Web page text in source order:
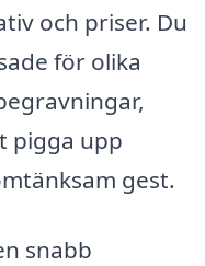
och priser. Du
för olika
pigga upp
gest.
snabb